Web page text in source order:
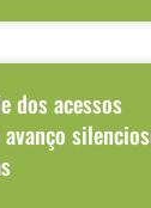
dos acessos